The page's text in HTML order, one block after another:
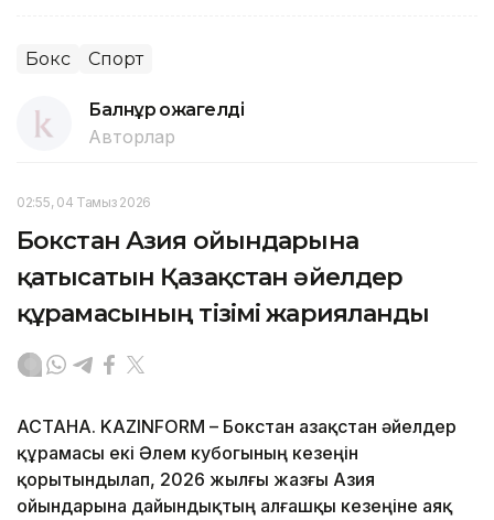
Бокс Спорт
Балнұр Қожагелді
Авторлар
02:55, 04 Тамыз 2026
Бокстан Азия ойындарына
қатысатын Қазақстан әйелдер
құрамасының тізімі жарияланды
АСТАНА. KAZINFORM – Бокстан Қазақстан әйелдер
құрамасы екі Әлем кубогының кезеңін
қорытындылап, 2026 жылғы жазғы Азия
ойындарына дайындықтың алғашқы кезеңіне аяқ